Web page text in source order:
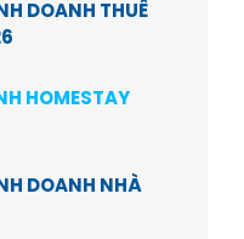
DOANH THUÊ
HOMESTAY
DOANH NHÀ